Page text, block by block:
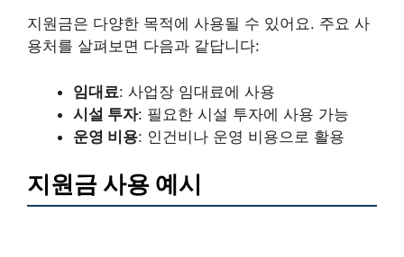
지원금은 다양한 목적에 사용될 수 있어요. 주요 사
용처를 살펴보면 다음과 같답니다:
임대료: 사업장 임대료에 사용
시설 투자: 필요한 시설 투자에 사용 가능
운영 비용: 인건비나 운영 비용으로 활용
지원금 사용 예시